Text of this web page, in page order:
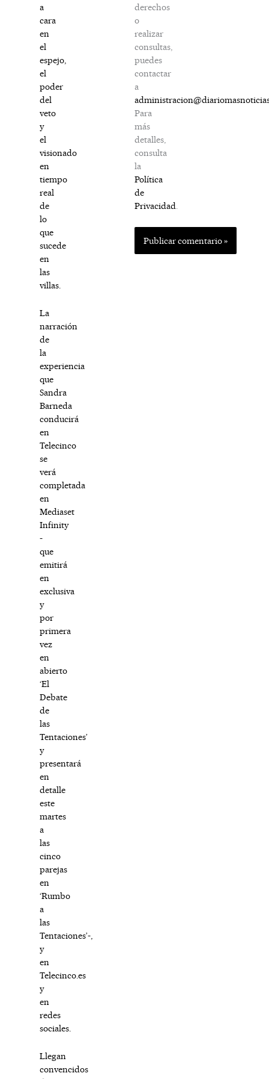
a
cara
en
el
espejo,
el
poder
del
veto
y
el
visionado
en
tiempo
real
de
lo
que
sucede
en
las
villas.
La
narración
de
la
experiencia
que
Sandra
Barneda
conducirá
en
Telecinco
se
verá
completada
en
Mediaset
Infinity
-
que
emitirá
en
exclusiva
y
por
primera
vez
en
abierto
‘El
Debate
de
las
Tentaciones’
y
presentará
en
detalle
este
martes
a
las
cinco
parejas
en
‘Rumbo
a
las
Tentaciones’-,
y
en
Telecinco.es
y
en
redes
sociales.
Llegan
convencidos
derechos
o
realizar
consultas,
puedes
contactar
a
Para
más
detalles,
consulta
la
Política
de
Privacidad